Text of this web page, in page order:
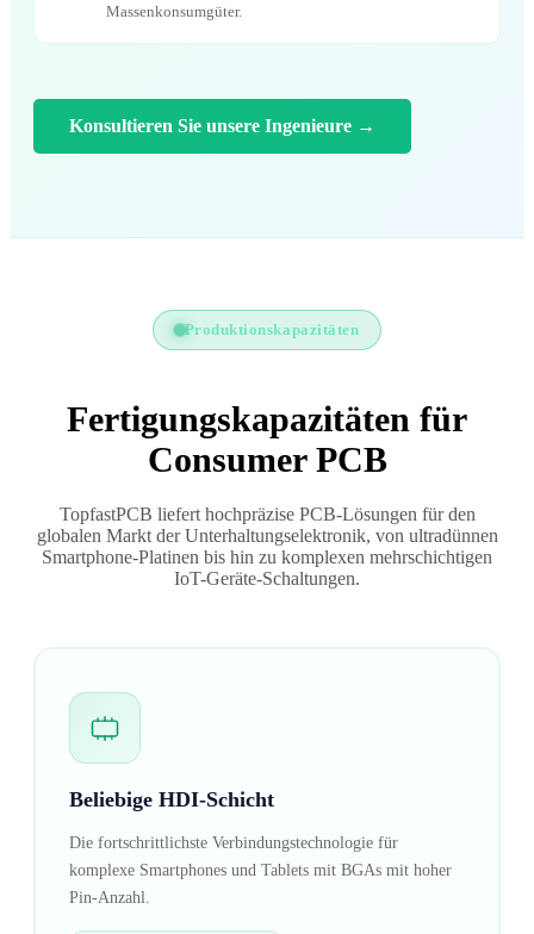
Massenkonsumgüter.
Konsultieren Sie unsere Ingenieure →
Produktionskapazitäten
Fertigungskapazitäten für
Consumer PCB
TopfastPCB liefert hochpräzise PCB-Lösungen für den
globalen Markt der Unterhaltungselektronik, von ultradünnen
Smartphone-Platinen bis hin zu komplexen mehrschichtigen
IoT-Geräte-Schaltungen.
Beliebige HDI-Schicht
Die fortschrittlichste Verbindungstechnologie für
komplexe Smartphones und Tablets mit BGAs mit hoher
Pin-Anzahl.